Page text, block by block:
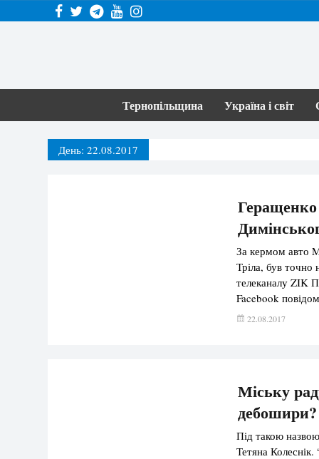
Тернопільщина Україна і світ
День: 22.08.2017
За кермом авто
Тріла, був точно
телеканалу ZIK
Facebook
триває
22.08.2017
Міську
дебошири?
Під такою
Тетяна Колеснік.